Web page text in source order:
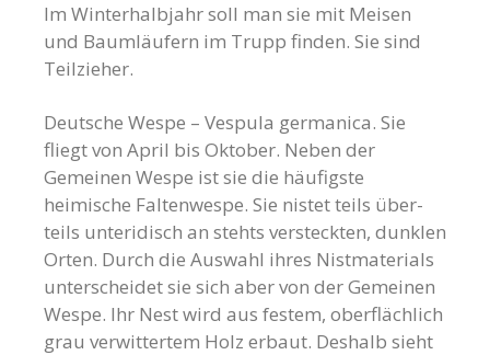
Im Winterhalbjahr soll man sie mit Meisen
und Baumläufern im Trupp finden. Sie sind
Teilzieher.
Deutsche Wespe – Vespula germanica. Sie
fliegt von April bis Oktober. Neben der
Gemeinen Wespe ist sie die häufigste
heimische Faltenwespe. Sie nistet teils über-
teils unteridisch an stehts versteckten, dunklen
Orten. Durch die Auswahl ihres Nistmaterials
unterscheidet sie sich aber von der Gemeinen
Wespe. Ihr Nest wird aus festem, oberflächlich
grau verwittertem Holz erbaut. Deshalb sieht